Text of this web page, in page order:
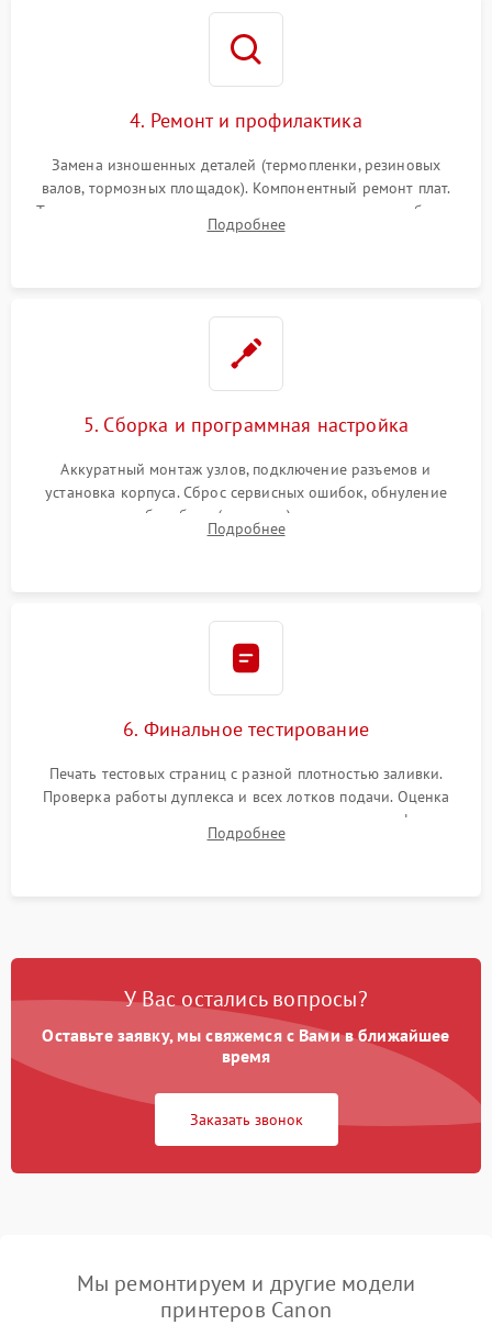
4. Ремонт и профилактика
Замена изношенных деталей (термопленки, резиновых
валов, тормозных площадок). Компонентный ремонт плат.
Тщательная очистка тракта печати, контактов и линз блока
лазера (LSU) от просыпанного тонера и пыли.
Подробнее
5. Сборка и программная настройка
Аккуратный монтаж узлов, подключение разъемов и
установка корпуса. Сброс сервисных ошибок, обнуление
счетчиков абсорбера (памперса) или узла переноса,
обновление прошивки и программная калибровка аппарата.
Подробнее
6. Финальное тестирование
Печать тестовых страниц с разной плотностью заливки.
Проверка работы дуплекса и всех лотков подачи. Оценка
качества запекания тонера и полное отсутствие дефектов
изображения перед выдачей готового устройства.
Подробнее
У Вас остались вопросы?
Оставьте заявку, мы свяжемся с Вами в ближайшее
время
Заказать звонок
Мы ремонтируем и другие модели
принтеров Canon